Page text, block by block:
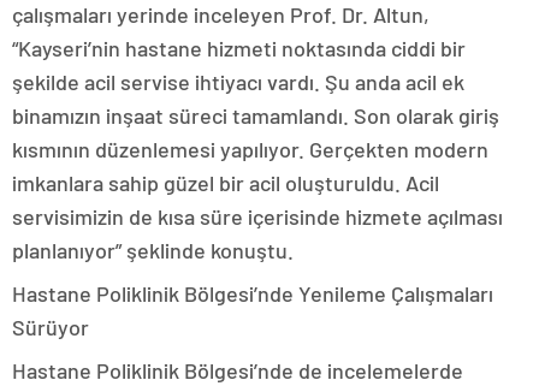
çalışmaları yerinde inceleyen Prof. Dr. Altun,
“Kayseri’nin hastane hizmeti noktasında ciddi bir
şekilde acil servise ihtiyacı vardı. Şu anda acil ek
binamızın inşaat süreci tamamlandı. Son olarak giriş
kısmının düzenlemesi yapılıyor. Gerçekten modern
imkanlara sahip güzel bir acil oluşturuldu. Acil
servisimizin de kısa süre içerisinde hizmete açılması
planlanıyor” şeklinde konuştu.
Hastane Poliklinik Bölgesi’nde Yenileme Çalışmaları
Sürüyor
Hastane Poliklinik Bölgesi’nde de incelemelerde